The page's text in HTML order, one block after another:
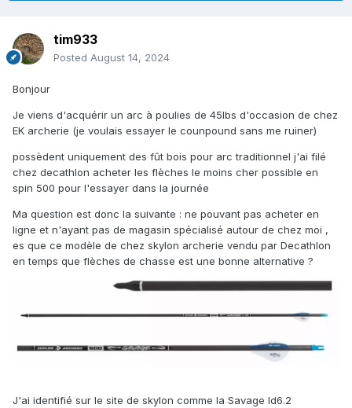
tim933
Posted August 14, 2024
Bonjour
Je viens d'acquérir un arc à poulies de 45lbs d'occasion de chez
EK archerie (je voulais essayer le counpound sans me ruiner)
possèdent uniquement des fût bois pour arc traditionnel j'ai filé
chez decathlon acheter les flèches le moins cher possible en
spin 500 pour l'essayer dans la journée
Ma question est donc la suivante : ne pouvant pas acheter en
ligne et n'ayant pas de magasin spécialisé autour de chez moi ,
es que ce modèle de chez skylon archerie vendu par Decathlon
en temps que flèches de chasse est une bonne alternative ?
J'ai identifié sur le site de skylon comme la Savage Id6.2